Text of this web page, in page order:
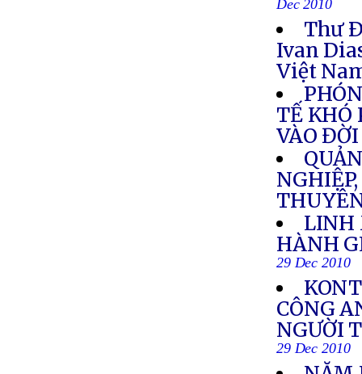
Dec 2010
Thư
Ivan
Việt
TẾ KHÓ
VÀO
LINH
HÀNH
29 Dec 2010
CÔNG
NGƯỜI
29 Dec 2010